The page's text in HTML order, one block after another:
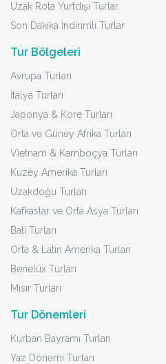
Uzak Rota Yurtdışı Turlar
Son Dakika İndirimli Turlar
Tur Bölgeleri
Avrupa Turları
İtalya Turları
Japonya & Kore Turları
Orta ve Güney Afrika Turları
Vietnam & Kamboçya Turları
Kuzey Amerika Turları
Uzakdoğu Turları
Kafkaslar ve Orta Asya Turları
Bali Turları
Orta & Latin Amerika Turları
Benelüx Turları
Mısır Turları
Tur Dönemleri
Kurban Bayramı Turları
Yaz Dönemi Turları